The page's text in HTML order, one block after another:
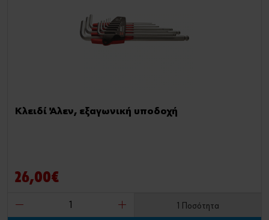
Κλειδί Άλεν, εξαγωνική υποδοχή
26,00€
1 Ποσότητα